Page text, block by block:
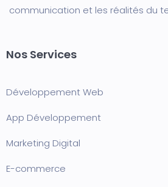
communication et les réalités du
Nos Services
Développement Web
App Développement
Marketing Digital
E-commerce